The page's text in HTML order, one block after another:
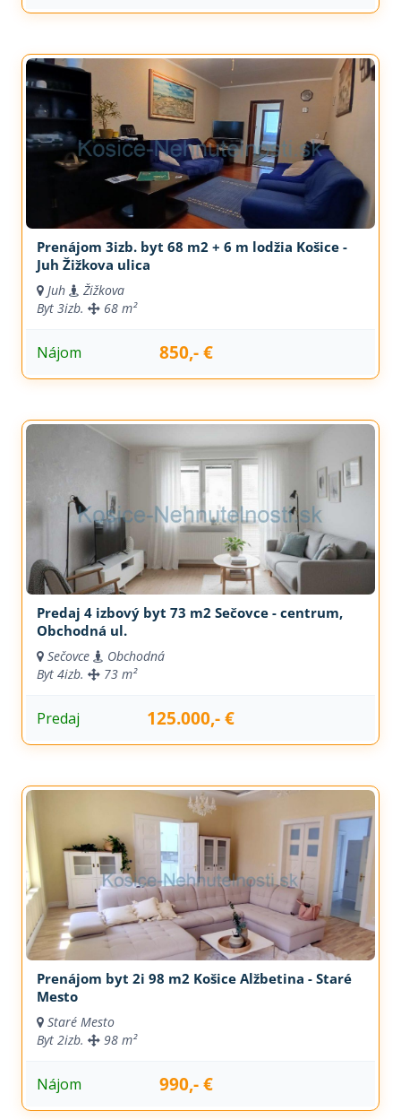
Prenájom 3izb. byt 68 m2 + 6 m lodžia Košice -
Juh Žižkova ulica
Juh
Žižkova
Byt 3izb. 68 m²
Nájom 850,- €
Predaj 4 izbový byt 73 m2 Sečovce - centrum,
Obchodná ul.
Sečovce
Obchodná
Byt 4izb. 73 m²
Predaj 125.000,- €
Prenájom byt 2i 98 m2 Košice Alžbetina - Staré
Mesto
Staré Mesto
Byt 2izb. 98 m²
Nájom 990,- €